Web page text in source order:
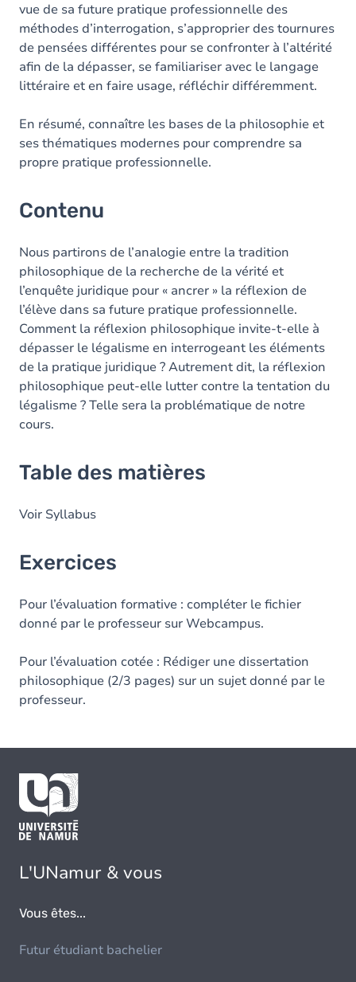
vue de sa future pratique professionnelle des
méthodes d’interrogation, s’approprier des tournures
de pensées différentes pour se confronter à l’altérité
afin de la dépasser, se familiariser avec le langage
littéraire et en faire usage, réfléchir différemment.
En résumé, connaître les bases de la philosophie et
ses thématiques modernes pour comprendre sa
propre pratique professionnelle.
Contenu
Nous partirons de l’analogie entre la tradition
philosophique de la recherche de la vérité et
l’enquête juridique pour « ancrer » la réflexion de
l’élève dans sa future pratique professionnelle.
Comment la réflexion philosophique invite-t-elle à
dépasser le légalisme en interrogeant les éléments
de la pratique juridique ? Autrement dit, la réflexion
philosophique peut-elle lutter contre la tentation du
légalisme ? Telle sera la problématique de notre
cours.
Table des matières
Voir Syllabus
Exercices
Pour l’évaluation formative : compléter le fichier
donné par le professeur sur Webcampus.
Pour l’évaluation cotée : Rédiger une dissertation
philosophique (2/3 pages) sur un sujet donné par le
professeur.
L'UNamur & vous
Vous êtes...
Futur étudiant bachelier